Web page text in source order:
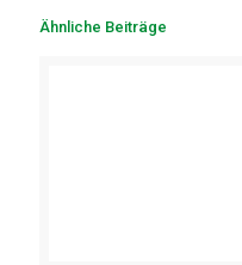
Ähnliche Beiträge